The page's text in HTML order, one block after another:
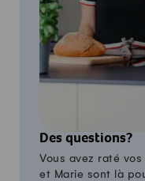
Des questions?
Vous avez raté
et Marie sont là